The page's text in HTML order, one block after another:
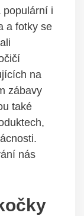
populární i
a fotky se
na
zábavy
také
nás